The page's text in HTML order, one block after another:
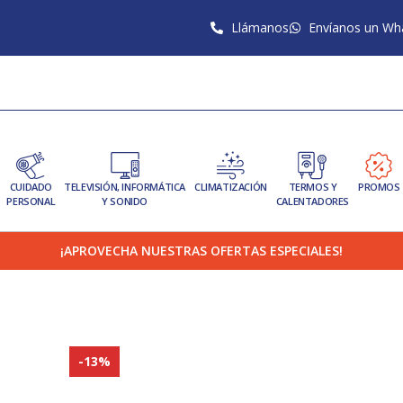
Llámanos Envíanos un
CUIDADO
PERSONAL
TELEVISIÓN, INFORMÁTICA
Y SONIDO
CLIMATIZACIÓN
TERMOS Y
CALENTADORES
PROMOS
¡APROVECHA NUESTRAS OFERTAS ESPECIALES!
-13%